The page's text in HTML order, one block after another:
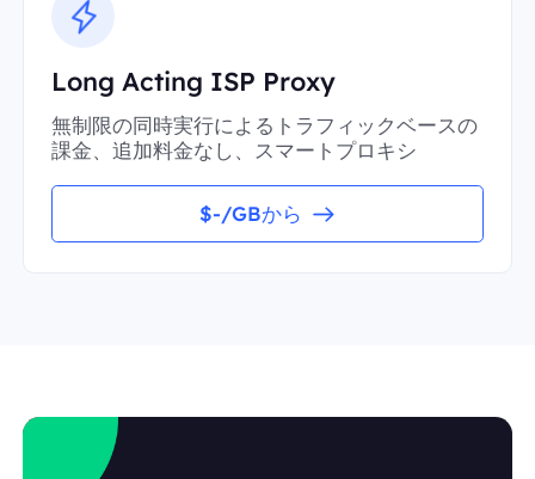
Long Acting ISP Proxy
無制限の同時実行によるトラフィックベースの
課金、追加料金なし、スマートプロキシ
$-/GBから